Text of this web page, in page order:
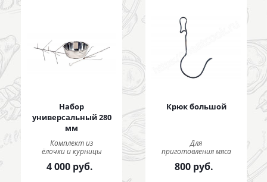
Набор
универсальный 280
мм
Комплект из
ёлочки и курницы
4 000руб.
Крюк большой
Для
приготовления мяса
800 руб.